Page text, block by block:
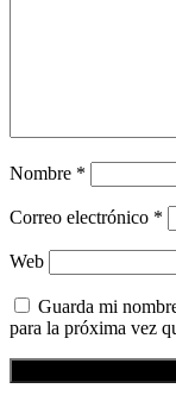
Nombre *
Correo electrónico *
Web
Guarda mi
para la próxima vez